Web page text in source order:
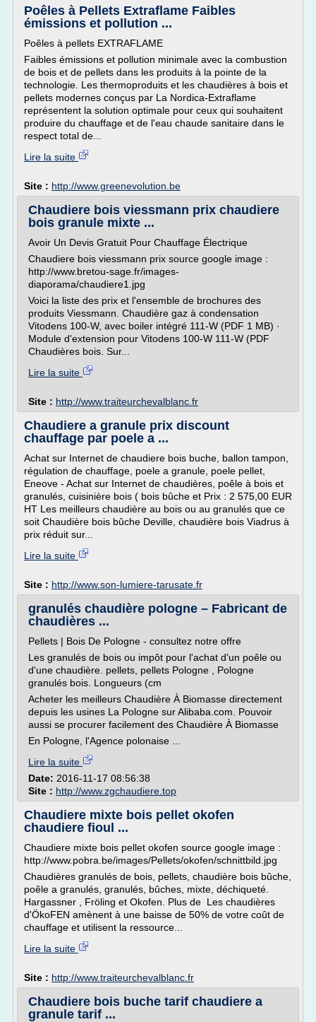
Poêles à Pellets Extraflame Faibles
émissions et pollution ...
Poêles à pellets EXTRAFLAME
Faibles émissions et pollution minimale avec la combustion
de bois et de pellets dans les produits à la pointe de la
technologie. Les thermoproduits et les chaudières à bois et
pellets modernes conçus par La Nordica-Extraflame
représentent la solution optimale pour ceux qui souhaitent
produire du chauffage et de l'eau chaude sanitaire dans le
respect total de...
Lire la suite
Site : http://www.greenevolution.be
Chaudiere bois viessmann prix chaudiere
bois granule mixte ...
Avoir Un Devis Gratuit Pour Chauffage Électrique
Chaudiere bois viessmann prix source google image :
http://www.bretou-sage.fr/images-
diaporama/chaudiere1.jpg
Voici la liste des prix et l'ensemble de brochures des
produits Viessmann. Chaudière gaz à condensation
Vitodens 100-W, avec boiler intégré 111-W (PDF 1 MB) ·
Module d'extension pour Vitodens 100-W 111-W (PDF
Chaudières bois. Sur...
Lire la suite
Site : http://www.traiteurchevalblanc.fr
Chaudiere a granule prix discount
chauffage par poele a ...
Achat sur Internet de chaudiere bois buche, ballon tampon,
régulation de chauffage, poele a granule, poele pellet,
Eneove - Achat sur Internet de chaudières, poêle à bois et
granulés, cuisinière bois ( bois bûche et Prix : 2 575,00 EUR
HT Les meilleurs chaudière au bois ou au granulés que ce
soit Chaudière bois bûche Deville, chaudière bois Viadrus à
prix réduit sur...
Lire la suite
Site : http://www.son-lumiere-tarusate.fr
granulés chaudière pologne – Fabricant de
chaudières ...
Pellets | Bois De Pologne - consultez notre offre
Les granulés de bois ou impôt pour l'achat d'un poêle ou
d'une chaudière. pellets, pellets Pologne , Pologne
granulés bois. Longueurs (cm
Acheter les meilleurs Chaudière À Biomasse directement
depuis les usines La Pologne sur Alibaba.com. Pouvoir
aussi se procurer facilement des Chaudière À Biomasse
En Pologne, l'Agence polonaise ...
Lire la suite
Date: 2016-11-17 08:56:38
Site : http://www.zgchaudiere.top
Chaudiere mixte bois pellet okofen
chaudiere fioul ...
Chaudiere mixte bois pellet okofen source google image :
http://www.pobra.be/images/Pellets/okofen/schnittbild.jpg
Chaudières granulés de bois, pellets, chaudière bois bûche,
poêle a granulés, granulés, bûches, mixte, déchiqueté.
Hargassner , Fröling et Okofen. Plus de Les chaudières
d'ÖkoFEN amènent à une baisse de 50% de votre coût de
chauffage et utilisent la ressource...
Lire la suite
Site : http://www.traiteurchevalblanc.fr
Chaudiere bois buche tarif chaudiere a
granule tarif ...